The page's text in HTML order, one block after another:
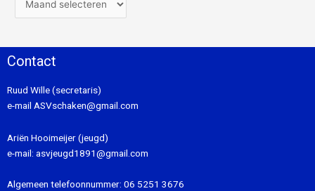
Contact
Ruud Wille (secretaris)
e-mail ASVschaken@gmail.com
Ariën Hooimeijer (jeugd)
e-mail: asvjeugd1891@gmail.com
Algemeen telefoonnummer: 06 5251 3676